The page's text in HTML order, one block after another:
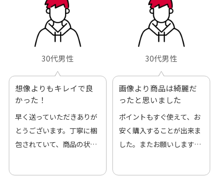
30代男性
想像よりもキレイで良
かった！
早く送っていただきありが
とうございます。丁寧に梱
包されていて、商品の状態
30代男性
画像より商品は綺麗だ
ったと思いました
ポイントもすぐ使えて、お
安く購入することが出来ま
した。またお願いします、